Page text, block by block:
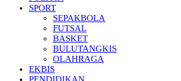
SPORT
SEPAKBOLA
FUTSAL
BASKET
BULUTANGKIS
OLAHRAGA
EKBIS